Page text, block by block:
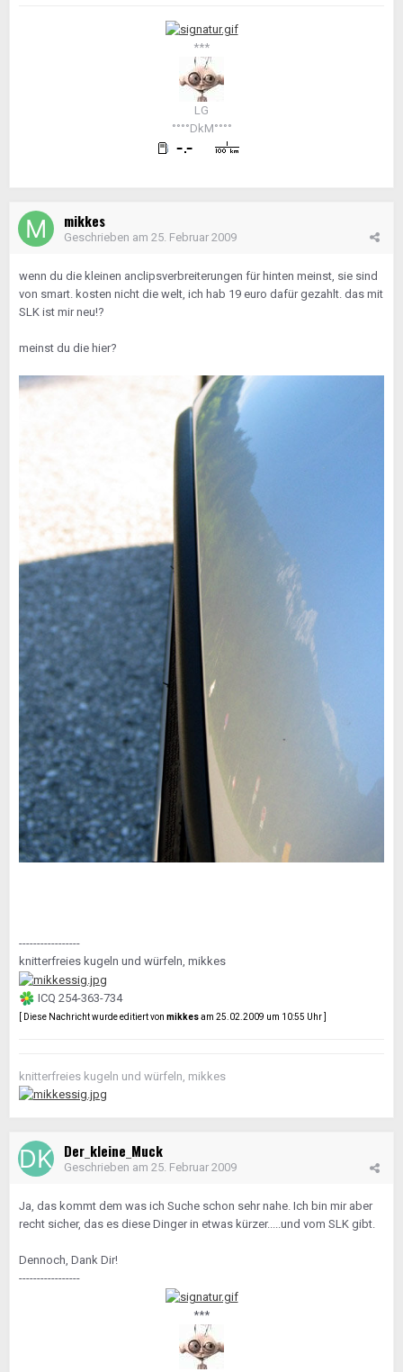
***
LG
°°°°DkM°°°°
mikkes
Geschrieben am 25. Februar 2009
wenn du die kleinen anclipsverbreiterungen für hinten meinst, sie sind
von smart. kosten nicht die welt, ich hab 19 euro dafür gezahlt. das mit
SLK ist mir neu!?
meinst du die hier?
-----------------
knitterfreies kugeln und würfeln, mikkes
ICQ 254-363-734
[ Diese Nachricht wurde editiert von mikkesam 25.02.2009 um 10:55 Uhr ]
knitterfreies kugeln und würfeln, mikkes
Der_kleine_Muck
Geschrieben am 25. Februar 2009
Ja, das kommt dem was ich Suche schon sehr nahe. Ich bin mir aber
recht sicher, das es diese Dinger in etwas kürzer.....und vom SLK gibt.
Dennoch, Dank Dir!
-----------------
***